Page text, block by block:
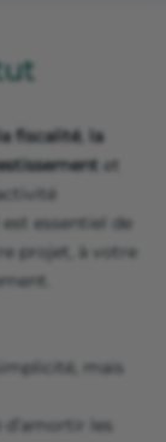
la fiscalité, la
et
essentiel de
projet, à votre
mais
d’amortir les